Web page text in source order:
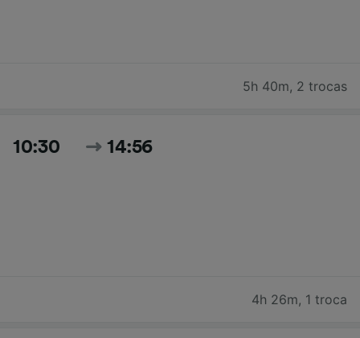
5h 40m, 2 trocas
10:30 14:56
4h 26m, 1 troca